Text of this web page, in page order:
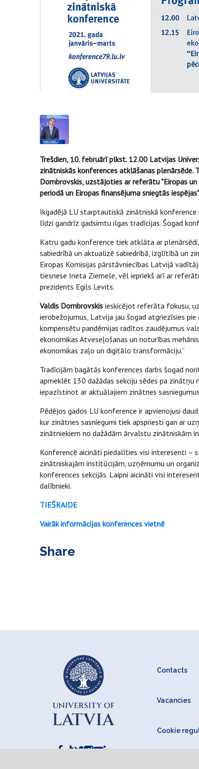
Trešdien, 10. februārī plkst. 12.00 Latvijas
zinātniskās konferences atklāšanas plenārsēde.
Dombrovskis, uzstājoties ar referātu "Eiropas
periodā un Eiropas finansējuma sniegtās
Ikgadējā LU starptautiskā zinātniskā
līdzi gandrīz gadsimtu ilgas tradīcijas. Šogad
Katru gadu konference tiek atklāta ar
sabiedrībā un aktualizē sabiedrībā, izglītībā un
Eiropas Komisijas pārstāvniecības Latvijā
tiesnese Ineta Ziemele, vēl iepriekš arī ar
prezidents Egils Levits.
Valdis Dombrovskis ieskicējot referāta fokusu,
ierobežojumus, Latvija jau šogad atgriezīsies
kompensētu pandēmijas radītos zaudējumus
ekonomikas Atveseļošanas un noturības
ekonomikas zaļo un digitālo transformāciju.”
Tradīcijām bagātās konferences darbs šogad
apmeklēt 130 dažādas sekciju sēdes pa
iepazīstinot ar aktuālajiem zinātnes
Pēdējos gados LU konference ir apvienojusi
kur zinātnes sasniegumi tiek apspriesti gan ar
zinātniekiem no dažādām ārvalstu zinātniskām
Konferencē aicināti piedalīties visi interesenti –
zinātniskajām institūcijām, uzņēmumu un
konferences sekcijās. Laipni aicināti visi
dalībnieki.
TIEŠRAIDE
Vairāk informācijas konferences vietnē
Share
Contacts
Vacancies
Cookie